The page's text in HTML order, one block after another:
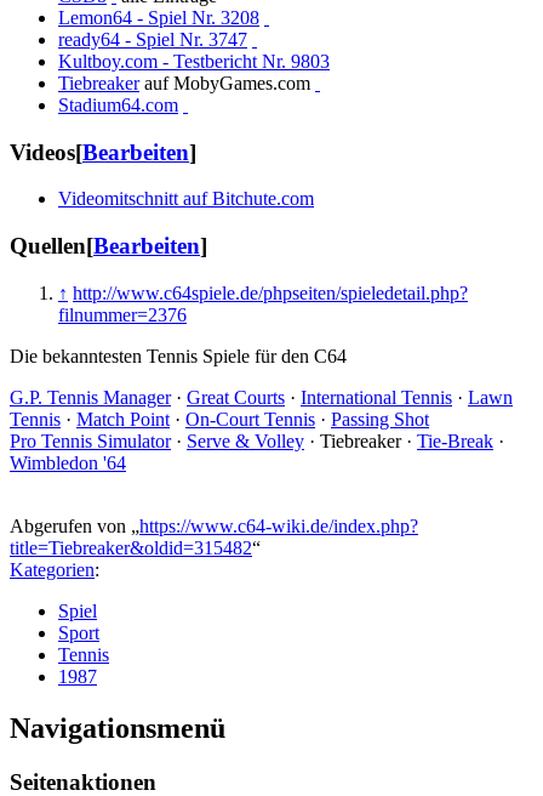
Lemon64 - Spiel Nr. 3208
ready64 - Spiel Nr. 3747
Kultboy.com - Testbericht Nr. 9803
Tiebreakerauf MobyGames.com
Stadium64.com
Videos[Bearbeiten]
Videomitschnitt auf Bitchute.com
Quellen[Bearbeiten]
↑ http://www.c64spiele.de/phpseiten/spieledetail.php?
filnummer=2376
Die bekanntesten Tennis Spiele für den C64
G.P. Tennis Manager· Great Courts · International Tennis · Lawn
Tennis · Match Point · On-Court Tennis · Passing Shot
Pro Tennis Simulator· Serve & Volley · Tiebreaker· Tie-Break ·
Wimbledon '64
Abgerufen von „https://www.c64-wiki.de/index.php?
title=Tiebreaker&oldid=315482“
Kategorien:
Spiel
Sport
Tennis
1987
Navigationsmenü
Seitenaktionen